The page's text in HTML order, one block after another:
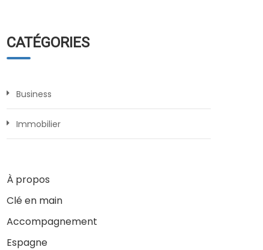
CATÉGORIES
Business
Immobilier
À propos
Clé en main
Accompagnement
Espagne